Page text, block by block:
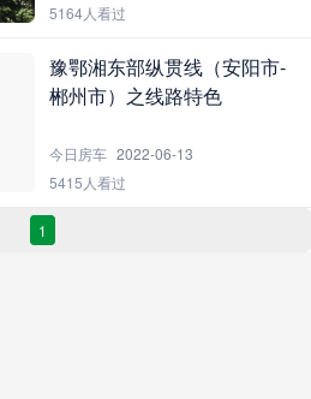
5164人看过
豫鄂湘东部纵贯线（安阳市-
郴州市）之线路特色
今日房车 2022-06-13
5415人看过
1